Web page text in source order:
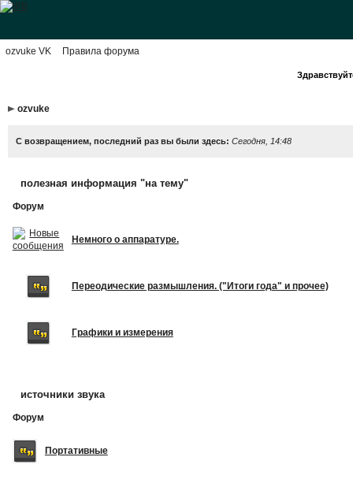
ozvuke VK Правила форума
ozvuke
С возвращением, последний раз вы были здесь: Сегодня, 14:48
полезная информация "на тему"
Форум
Немного о аппаратуре.
Переодические размышления. ("Итоги года" и прочее)
Графики и измерения
источники звука
Форум
Портативные